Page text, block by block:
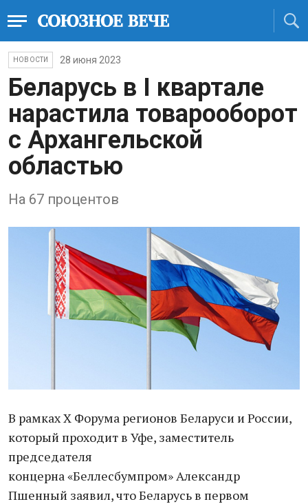
НОВОСТИ 28 июня 2023
Беларусь в I квартале
нарастила товарооборот
с Архангельской
областью
На 67 процентов
В рамках X Форума регионов Беларуси и России,
который проходит в Уфе, заместитель
председателя
концерна «Беллесбумпром» Александр
Пшенный заявил, что Беларусь в первом